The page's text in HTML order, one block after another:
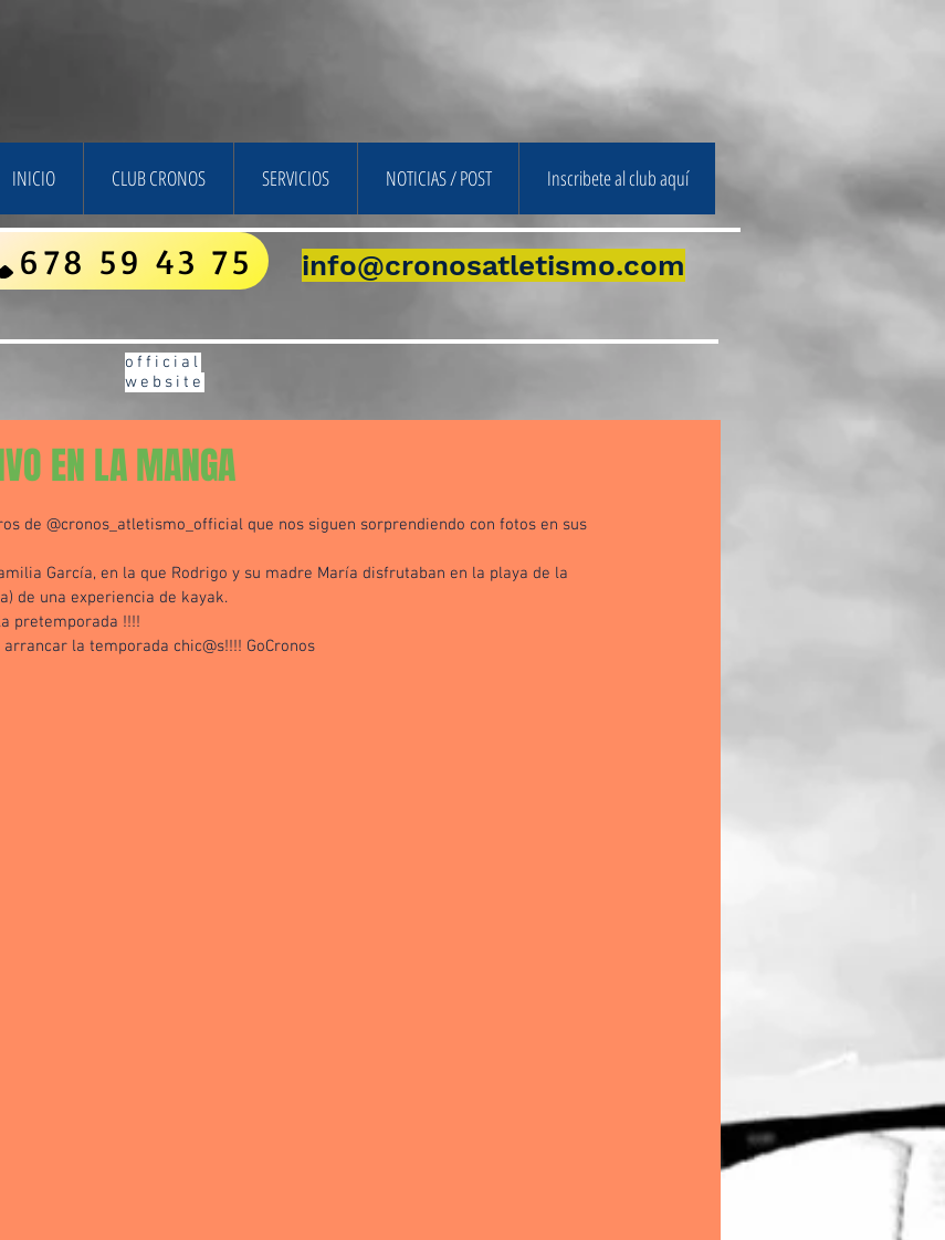
INICIO CLUB CRONOS SERVICIOS NOTICIAS / POST Inscribete al club aquí
info@cronosatletismo.com
678 59 43 75
official
website
EN LA MANGA
de @cronos_atletismo_official que nos siguen sorprendiendo con fotos en sus
García, en la que Rodrigo y su madre María disfrutaban en la playa de la
de una experiencia de kayak.
pretemporada !!!!
la temporada chic@s!!!! GoCronos